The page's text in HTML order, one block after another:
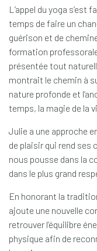
L’appel du yoga
temps de faire un
guérison et de
formation
présentée tout
montrait le chemin à
nature profonde et
temps, la magie de la
Julie a une approche
de plaisir qui rend
nous pousse dans la
dans le plus grand
En honorant la
ajoute une nouvelle
retrouver l’équilibre
physique afin de